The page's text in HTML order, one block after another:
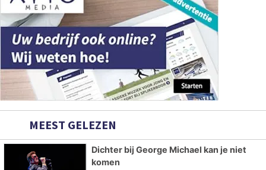
MEEST GELEZEN
Dichter bij George Michael kan je niet
komen